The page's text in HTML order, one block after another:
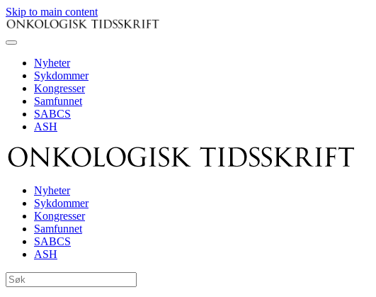
Skip to main content
Nyheter
Sykdommer
Kongresser
Samfunnet
SABCS
ASH
Nyheter
Sykdommer
Kongresser
Samfunnet
SABCS
ASH